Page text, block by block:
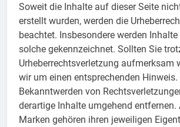
Soweit die Inhalte auf dieser Seite
erstellt wurden, werden die
beachtet. Insbesondere werden
solche gekennzeichnet. Sollten Sie
Urheberrechtsverletzung aufmerksam
wir um einen entsprechenden Hinweis.
Bekanntwerden von
derartige Inhalte umgehend entfernen.
Marken gehören ihren jeweiligen